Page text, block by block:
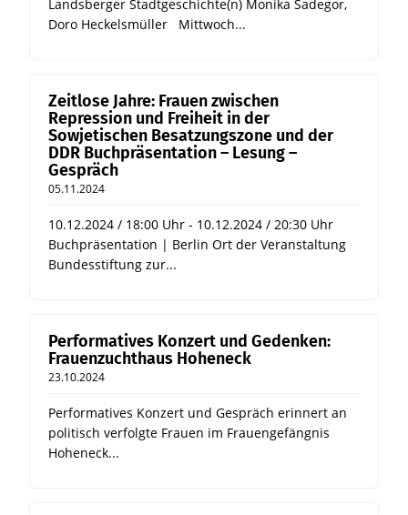
Landsberger Stadtgeschichte(n) Monika Sadegor,
Doro Heckelsmüller Mittwoch...
Zeitlose Jahre: Frauen zwischen
Repression und Freiheit in der
Sowjetischen Besatzungszone und der
DDR Buchpräsentation – Lesung –
Gespräch
05.11.2024
10.12.2024 / 18:00 Uhr - 10.12.2024 / 20:30 Uhr
Buchpräsentation | Berlin Ort der Veranstaltung
Bundesstiftung zur...
Performatives Konzert und Gedenken:
Frauenzuchthaus Hoheneck
23.10.2024
Performatives Konzert und Gespräch erinnert an
politisch verfolgte Frauen im Frauengefängnis
Hoheneck...